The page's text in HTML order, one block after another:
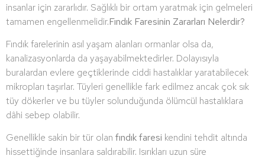
insanlar için zararlıdır. Sağlıklı bir ortam yaratmak için gelmeleri
tamamen engellenmelidir.Fındık Faresinin Zararları Nelerdir?
Fındık farelerinin asıl yaşam alanları ormanlar olsa da,
kanalizasyonlarda da yaşayabilmektedirler. Dolayısıyla
buralardan evlere geçtiklerinde ciddi hastalıklar yaratabilecek
mikropları taşırlar. Tüyleri genellikle fark edilmez ancak çok sık
tüy dökerler ve bu tüyler solunduğunda ölümcül hastalıklara
dâhi sebep olabilir.
Genellikle sakin bir tür olan fındık faresi kendini tehdit altında
hissettiğinde insanlara saldırabilir. Isırıkları uzun süre